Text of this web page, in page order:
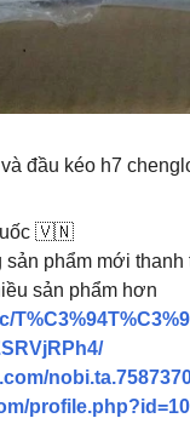
đầu kéo h7
🇻🇳
sản phẩm mới thanh
sản phẩm hơn